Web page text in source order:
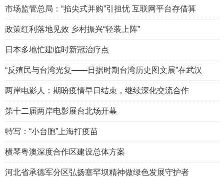
市场监管总局：“掐尖式并购”引担忧 互联网平台存借算
政策红利落地见效 乡村振兴“轻装上阵”
日本多地忙建临时新冠治疗点
“反殖民与台湾光复——日据时期台湾历史图文展”在武汉
两岸电影人：期盼疫情早日结束，继续深化交流合作
第十二届两岸电影展台北场开幕
特写：“小台胞”上海打疫苗
横琴粤澳深度合作区建设总体方案
河北省承德军分区弘扬塞罕坝精神做绿色发展守护者